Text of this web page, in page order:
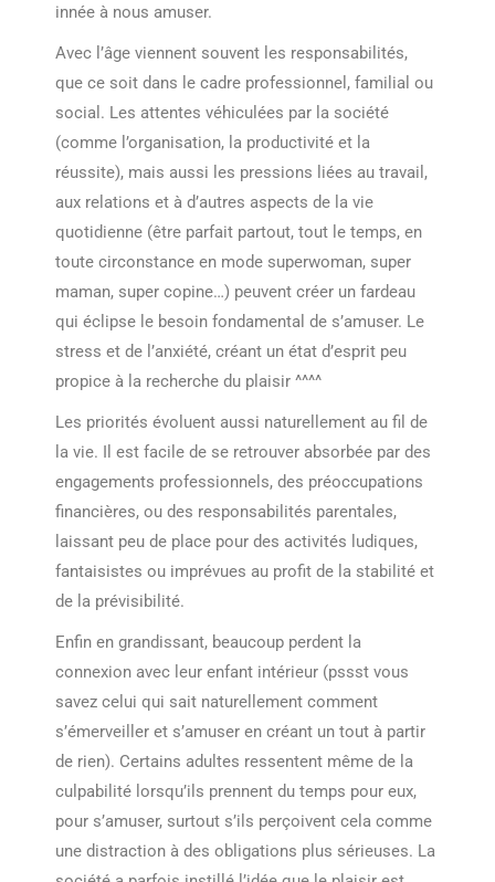
innée à nous amuser.
Avec l’âge viennent souvent les responsabilités,
que ce soit dans le cadre professionnel, familial ou
social. Les attentes véhiculées par la société
(comme l’organisation, la productivité et la
réussite), mais aussi les pressions liées au travail,
aux relations et à d’autres aspects de la vie
quotidienne (être parfait partout, tout le temps, en
toute circonstance en mode superwoman, super
maman, super copine…) peuvent créer un fardeau
qui éclipse le besoin fondamental de s’amuser. Le
stress et de l’anxiété, créant un état d’esprit peu
propice à la recherche du plaisir ^^^^
Les priorités évoluent aussi naturellement au fil de
la vie. Il est facile de se retrouver absorbée par des
engagements professionnels, des préoccupations
financières, ou des responsabilités parentales,
laissant peu de place pour des activités ludiques,
fantaisistes ou imprévues au profit de la stabilité et
de la prévisibilité.
Enfin en grandissant, beaucoup perdent la
connexion avec leur enfant intérieur (pssst vous
savez celui qui sait naturellement comment
s’émerveiller et s’amuser en créant un tout à partir
de rien). Certains adultes ressentent même de la
culpabilité lorsqu’ils prennent du temps pour eux,
pour s’amuser, surtout s’ils perçoivent cela comme
une distraction à des obligations plus sérieuses. La